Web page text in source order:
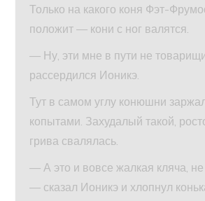
Только на какого коня Фэт-
положит — кони с ног валятся.
— Ну, эти мне в пути не
рассердился Ионикэ.
Тут в самом углу конюшни
копытами. Захудалый такой,
грива свалялась.
— А это и вовсе жалкая кляча, не
— сказал Ионикэ и хлопнул